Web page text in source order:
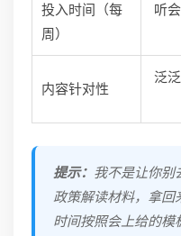
投入时间（每
周）
听
内容针对性
泛
提示： 我不是让你别
政策解读材料，拿回
时间按照会上给的模